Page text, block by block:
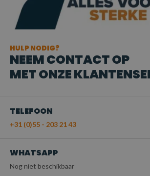
HULP NODIG?
NEEM CONTACT OP
MET ONZE
TELEFOON
+31 (0)55 - 203 21 43
WHATSAPP
Nog niet beschikbaar